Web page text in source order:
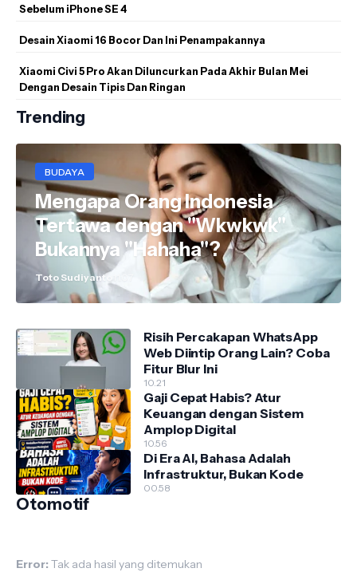
Sebelum iPhone SE 4
Desain Xiaomi 16 Bocor Dan Ini Penampakannya
Xiaomi Civi 5 Pro Akan Diluncurkan Pada Akhir Bulan Mei
Dengan Desain Tipis Dan Ringan
Trending
BUDAYA
Mengapa Orang Indonesia
Tertawa dengan "Wkwkwk"
Bukannya "Hahaha"?
Toto Sudiyanto
Risih Percakapan WhatsApp
Web Diintip Orang Lain? Coba
Fitur Blur Ini
10.21
Gaji Cepat Habis? Atur
Keuangan dengan Sistem
Amplop Digital
10.56
Di Era AI, Bahasa Adalah
Infrastruktur, Bukan Kode
00.58
Otomotif
Error: Tak ada hasil yang ditemukan